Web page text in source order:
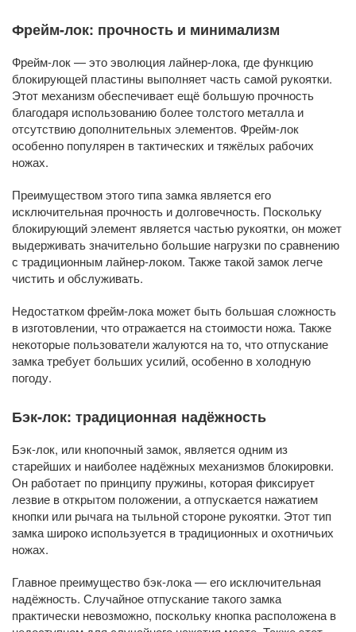
Фрейм-лок: прочность и минимализм
Фрейм-лок — это эволюция лайнер-лока, где функцию
блокирующей пластины выполняет часть самой рукоятки.
Этот механизм обеспечивает ещё большую прочность
благодаря использованию более толстого металла и
отсутствию дополнительных элементов. Фрейм-лок
особенно популярен в тактических и тяжёлых рабочих
ножах.
Преимуществом этого типа замка является его
исключительная прочность и долговечность. Поскольку
блокирующий элемент является частью рукоятки, он может
выдерживать значительно большие нагрузки по сравнению
с традиционным лайнер-локом. Также такой замок легче
чистить и обслуживать.
Недостатком фрейм-лока может быть большая сложность
в изготовлении, что отражается на стоимости ножа. Также
некоторые пользователи жалуются на то, что отпускание
замка требует больших усилий, особенно в холодную
погоду.
Бэк-лок: традиционная надёжность
Бэк-лок, или кнопочный замок, является одним из
старейших и наиболее надёжных механизмов блокировки.
Он работает по принципу пружины, которая фиксирует
лезвие в открытом положении, а отпускается нажатием
кнопки или рычага на тыльной стороне рукоятки. Этот тип
замка широко используется в традиционных и охотничьих
ножах.
Главное преимущество бэк-лока — его исключительная
надёжность. Случайное отпускание такого замка
практически невозможно, поскольку кнопка расположена в